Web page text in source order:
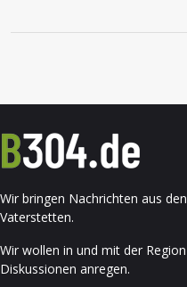
Wir bringen Nachrichten aus
Vaterstetten.
Wir wollen in und mit der
Diskussionen anregen.